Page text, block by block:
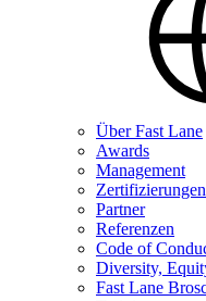
Über Fast Lane
Awards
Management
Partner
Referenzen
Code of
Diversity,
Fast Lane